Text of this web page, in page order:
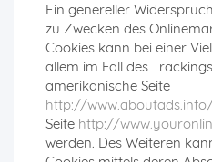
Ein genereller
zu Zwecken des
Cookies kann bei einer
allem im Fall des
amerikanische Seite
http://
Seite http://
werden. Des Weiteren